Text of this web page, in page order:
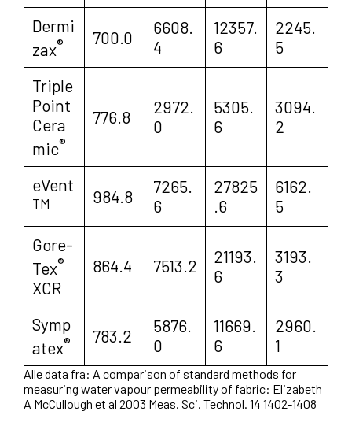
Dermi
zax® 700.0
6608.
4
12357.
6
2245.
5
Triple
Point
Cera
mic®
776.8
2972.
0
5305.
6
3094.
2
eVent
TM 984.8
7265.
6
27825
.6
6162.
5
Gore-
Tex®
XCR
864.4 7513.2
21193.
6
3193.
3
Symp
atex® 783.2
5876.
0
11669.
6
2960.
1
Alle data fra: A comparison of standard methods for
measuring water vapour permeability of fabric: Elizabeth
A McCullough et al 2003 Meas. Sci. Technol. 14 1402-1408